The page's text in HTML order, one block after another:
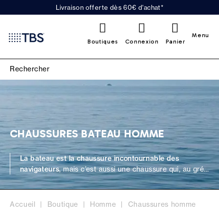
Livraison offerte dès 60€ d'achat*
Boutiques Connexion Panier
Menu
CHAUSSURES BATEAU HOMME
La bateau est la chaussure incontournable des
navigateurs, mais c’est aussi une chaussure qui, au gré
des tendances et des innovations, s’est progressivement
imposée dans l’univers casual et urbain chic. Très
confortable, elle se porte au quotidien surtout en bord
Accueil Boutique Homme Chaussures homme